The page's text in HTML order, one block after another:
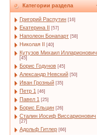
Категории раздела
Григорий Распутин [16]
Екатерина II [57]
Наполеон Бонапарт [58]
Николая II [40]
Кутузов Михаил Илларионович
[45]
Борис Годунов [45]
Александр Невский [50]
Иван Грозный [35]
Петр 1 [46]
Павел 1 [25]
Борис Ельцин [26]
Сталин Иосиф Виссарионович
[27]
Адольф Гитлер [66]